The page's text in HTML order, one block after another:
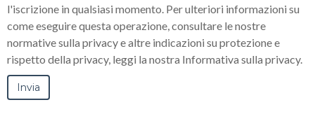
l'iscrizione in qualsiasi momento. Per ulteriori informazioni su
come eseguire questa operazione, consultare le nostre
normative sulla privacy e altre indicazioni su protezione e
rispetto della privacy, leggi la nostra Informativa sulla privacy.